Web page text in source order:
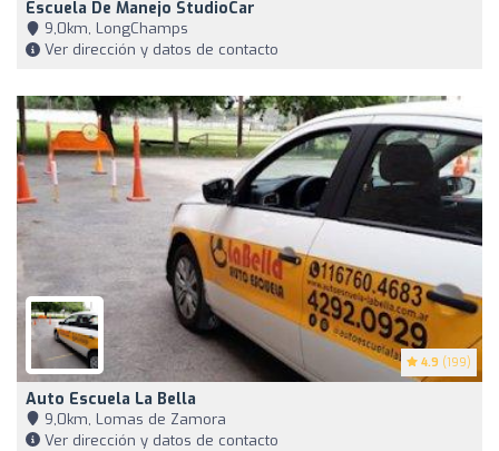
Escuela De Manejo StudioCar
9,0km, LongChamps
Ver dirección y datos de contacto
4.9 (199)
Auto Escuela La Bella
9,0km, Lomas de Zamora
Ver dirección y datos de contacto